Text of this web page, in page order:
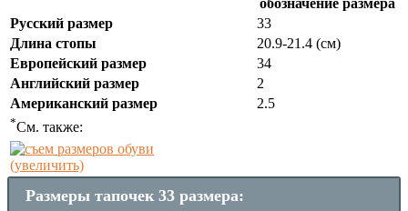
обозначение размера
Русский размер
33
Длина стопы
20.9-21.4 (см)
Европейский размер
34
Английский размер
2
Американский размер
2.5
*См. также:
(увеличить)
Размеры тапочек 33 размера: